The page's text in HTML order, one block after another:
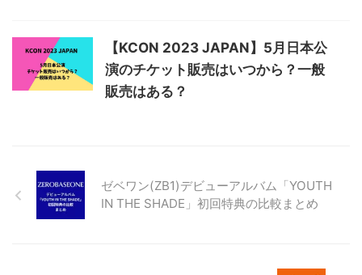
【KCON 2023 JAPAN】5月日本公
演のチケット販売はいつから？一般
販売はある？
ゼベワン(ZB1)デビューアルバム「YOUTH
IN THE SHADE」初回特典の比較まとめ